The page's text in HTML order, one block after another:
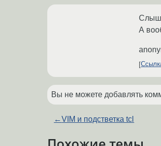
А
Вы не можете добавлять
←VIM и подстветка tcl